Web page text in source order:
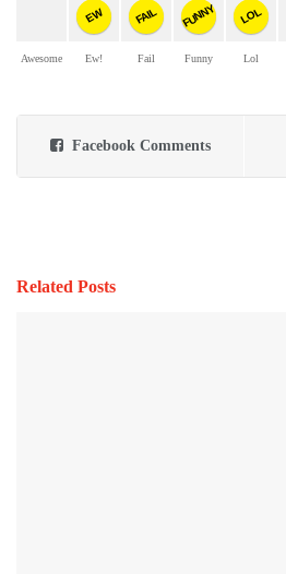
Awesome
EW
Ew!
FAIL
Fail
FUNNY
Funny
LOL
Lol
Facebook Comments
Related Posts